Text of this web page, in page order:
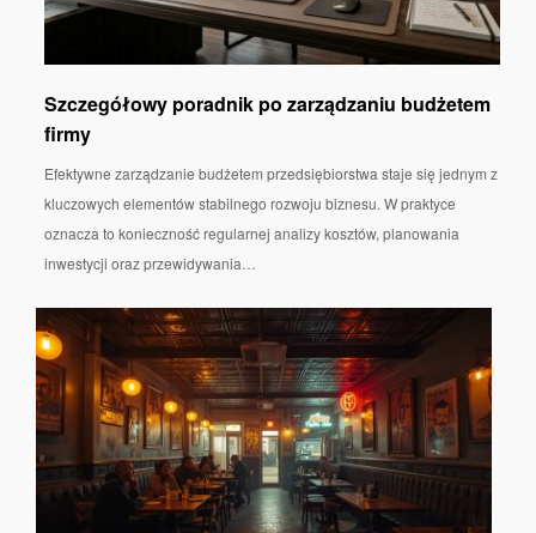
Szczegółowy poradnik po zarządzaniu budżetem
firmy
Efektywne zarządzanie budżetem przedsiębiorstwa staje się jednym z
kluczowych elementów stabilnego rozwoju biznesu. W praktyce
oznacza to konieczność regularnej analizy kosztów, planowania
inwestycji oraz przewidywania…